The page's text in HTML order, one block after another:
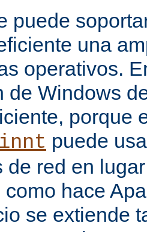
puede
una
operativos.
de Windows
porque
puede
de red en
como hace
se extiende